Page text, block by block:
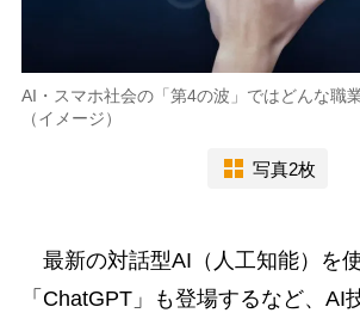
AI・スマホ社会の「第4の波」ではどんな職
（イメージ）
写真2枚
最新の対話型AI（人工知能）を
「ChatGPT」も登場するなど、AI